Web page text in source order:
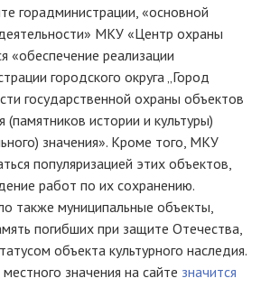
горадминистрации, «основной
МКУ «Центр охраны
«обеспечение реализации
городского округа „Город
государственной охраны объектов
(памятников истории и культуры)
значения». Кроме того, МКУ
популяризацией этих объектов,
работ по их сохранению.
также муниципальные объекты,
погибших при защите Отечества,
объекта культурного наследия.
значения на сайте значится